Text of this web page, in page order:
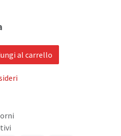
al carrello